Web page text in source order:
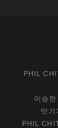
PHIL
이승헌
맛기
PHIL